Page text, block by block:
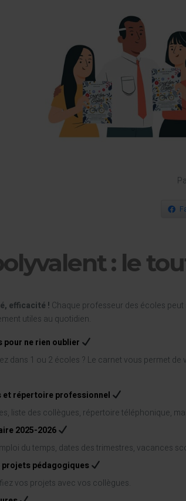
: le
efficacité ! Chaque professeur des écoles
utiles au quotidien.
pour ne rien oublier
dans 1 ou 2 écoles ? Le carnet vous permet
et répertoire professionnel
liste des collègues, répertoire téléphonique,
2025-2026
du temps, dates des trimestres, vacances
pédagogiques
vos projets avec vos collègues.